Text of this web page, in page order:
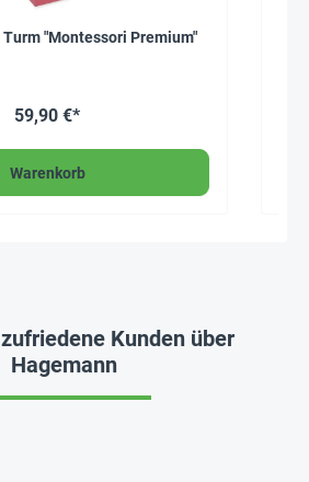
Turm "Montessori Premium"
59,90 €*
Warenkorb
Kunden über
Hagemann